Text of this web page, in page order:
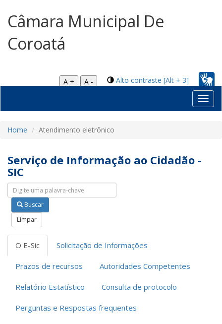
Câmara Municipal De
Coroatá
Alto contraste [Alt + 3]
A +
A -
Home Atendimento eletrônico
Serviço de Informação ao Cidadão -
SIC
Pesquisar nas abas
Buscar
Limpar
O E-Sic Solicitação de Informações
Prazos de recursos Autoridades Competentes
Relatório Estatístico Consulta de protocolo
Perguntas e Respostas frequentes